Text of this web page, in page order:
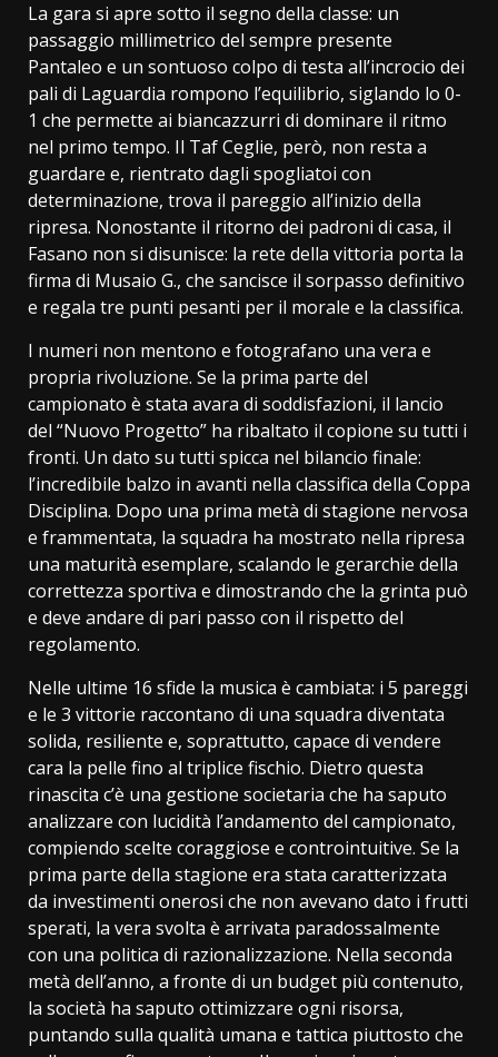
La gara si apre sotto il segno della classe: un
passaggio millimetrico del sempre presente
Pantaleo e un sontuoso colpo di testa all’incrocio dei
pali di Laguardia rompono l’equilibrio, siglando lo 0-
1 che permette ai biancazzurri di dominare il ritmo
nel primo tempo. Il Taf Ceglie, però, non resta a
guardare e, rientrato dagli spogliatoi con
determinazione, trova il pareggio all’inizio della
ripresa. Nonostante il ritorno dei padroni di casa, il
Fasano non si disunisce: la rete della vittoria porta la
firma di Musaio G., che sancisce il sorpasso definitivo
e regala tre punti pesanti per il morale e la classifica.
I numeri non mentono e fotografano una vera e
propria rivoluzione. Se la prima parte del
campionato è stata avara di soddisfazioni, il lancio
del “Nuovo Progetto” ha ribaltato il copione su tutti i
fronti. Un dato su tutti spicca nel bilancio finale:
l’incredibile balzo in avanti nella classifica della Coppa
Disciplina. Dopo una prima metà di stagione nervosa
e frammentata, la squadra ha mostrato nella ripresa
una maturità esemplare, scalando le gerarchie della
correttezza sportiva e dimostrando che la grinta può
e deve andare di pari passo con il rispetto del
regolamento.
Nelle ultime 16 sfide la musica è cambiata: i 5 pareggi
e le 3 vittorie raccontano di una squadra diventata
solida, resiliente e, soprattutto, capace di vendere
cara la pelle fino al triplice fischio. Dietro questa
rinascita c’è una gestione societaria che ha saputo
analizzare con lucidità l’andamento del campionato,
compiendo scelte coraggiose e controintuitive. Se la
prima parte della stagione era stata caratterizzata
da investimenti onerosi che non avevano dato i frutti
sperati, la vera svolta è arrivata paradossalmente
con una politica di razionalizzazione. Nella seconda
metà dell’anno, a fronte di un budget più contenuto,
la società ha saputo ottimizzare ogni risorsa,
puntando sulla qualità umana e tattica piuttosto che